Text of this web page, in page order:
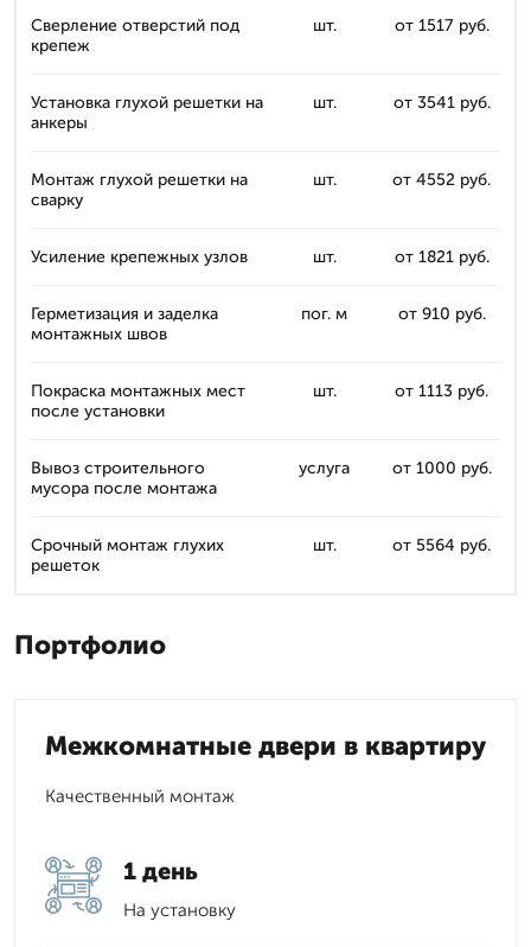
Сверление отверстий под
крепеж
шт. от 1517 руб.
Установка глухой решетки на
анкеры
шт. от 3541 руб.
Монтаж глухой решетки на
сварку
шт. от 4552 руб.
Усиление крепежных узлов шт. от 1821 руб.
Герметизация и заделка
монтажных швов
пог. м от 910 руб.
Покраска монтажных мест
после установки
шт. от 1113 руб.
Вывоз строительного
мусора после монтажа
услуга от 1000 руб.
Срочный монтаж глухих
решеток
шт. от 5564 руб.
Портфолио
Межкомнатные двери в квартиру
Качественный монтаж
1 день
На установку